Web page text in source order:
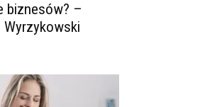
biznesów? –
Wyrzykowski